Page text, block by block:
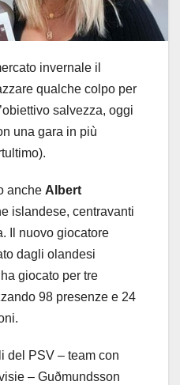
invernale il
qualche colpo per
salvezza, oggi
una gara in più
anche Albert
islandese, centravanti
Il nuovo giocatore
dagli olandesi
giocato per tre
98 presenze e 24
del PSV – team con
– Guðmundsson